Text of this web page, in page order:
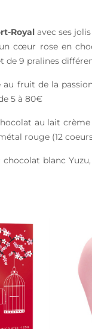
Royalavec ses
cœur rose en
de 9 pralines
au fruit de la
5 à 80€
au lait
rouge (12
blanc